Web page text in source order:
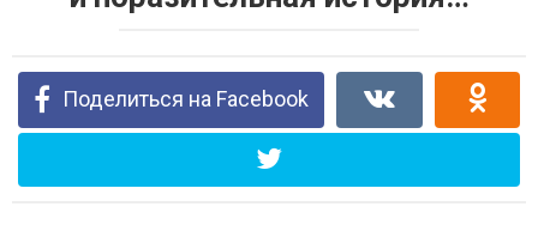
Поделиться на Facebook